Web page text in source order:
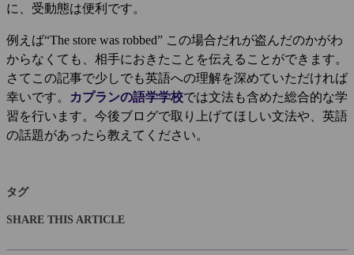
に、受動態は便利です。
例えば“The store was robbed” この場合だれが盗んだのかがわ
からなくても、相手におきたことを伝えることができます。
さてこの記事で少しでも英語への理解を深めていただければ
幸いです。
カプランの語学学校では文法も含めた総合的な学
習を行います。今後ブログで取り上げてほしい文法や、英語
の話題があったら教えてください。
タグ
SHARE THIS ARTICLE